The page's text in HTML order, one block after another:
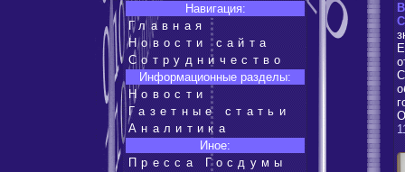
Навигация:
Главная
Новости сайта
Сотрудничество
Информационные разделы:
Новости
Газетные статьи
Аналитика
Иное:
Пресса Госдумы